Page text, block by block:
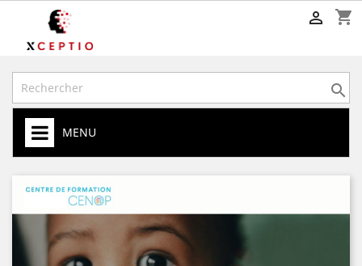
shopping_cart


MENU